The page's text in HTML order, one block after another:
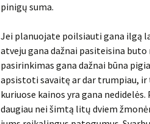
pinigų suma.
Jei planuojate poilsiauti gana ilgą
atveju gana dažnai pasiteisina
pasirinkimas gana dažnai būna
apsistoti savaitę ar dar trumpiau,
kuriuose kainos yra gana nedidelės.
daugiau nei šimtą litų dviem